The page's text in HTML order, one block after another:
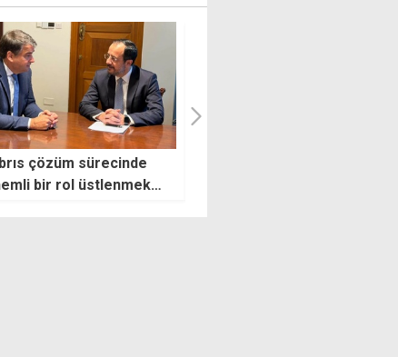
İran karşılıklı
sürdürüyor